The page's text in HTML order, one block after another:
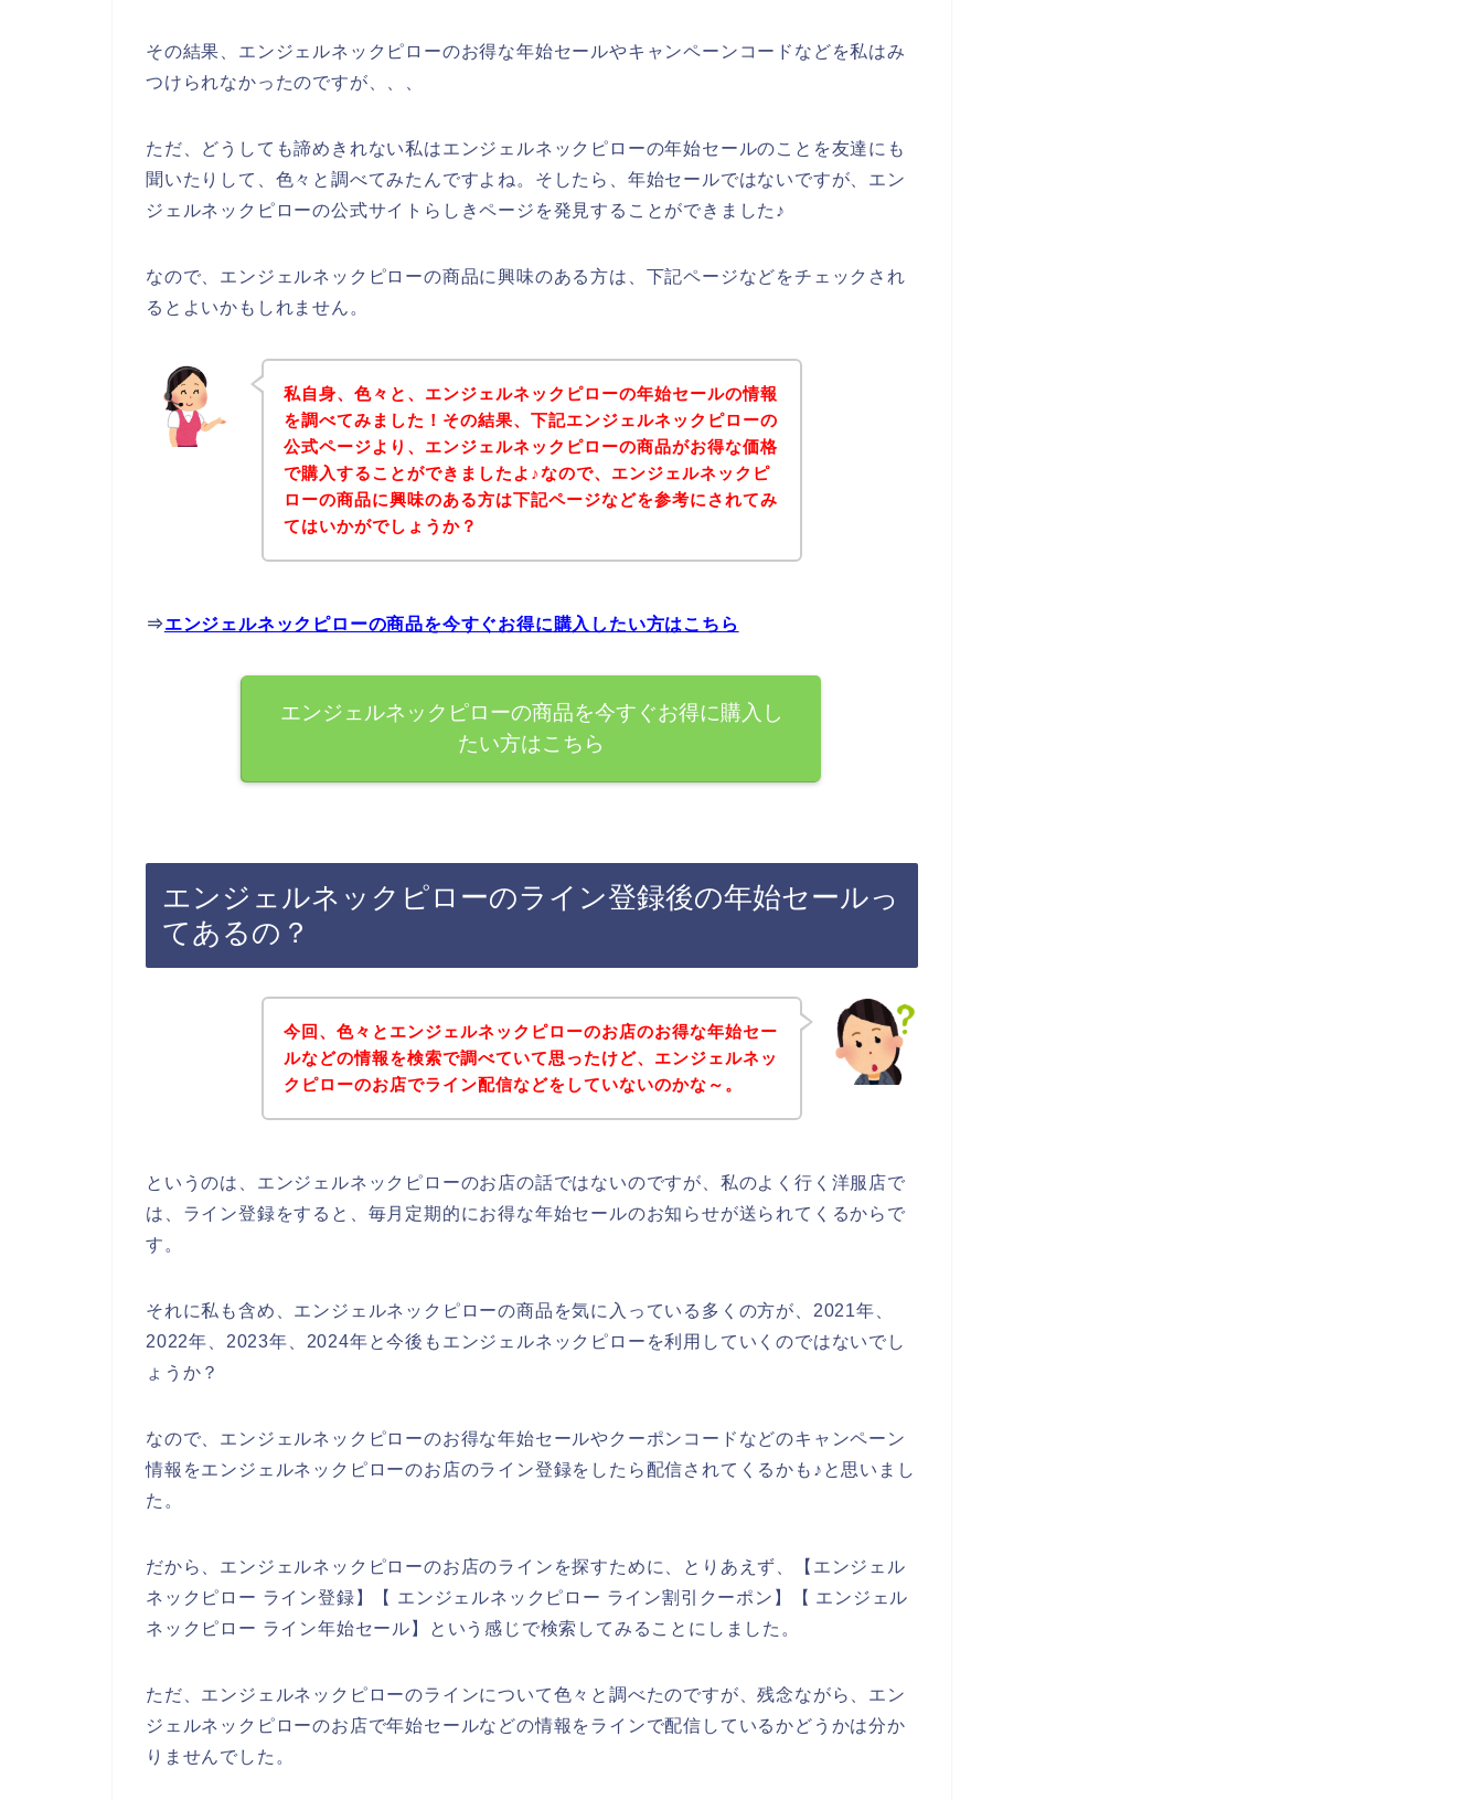
その結果、エンジェルネックピローのお得な年始セールやキャンペーンコードなどを私はみ
つけられなかったのですが、、、
ただ、どうしても諦めきれない私はエンジェルネックピローの年始セールのことを友達にも
聞いたりして、色々と調べてみたんですよね。そしたら、年始セールではないですが、エン
ジェルネックピローの公式サイトらしきページを発見することができました♪
なので、エンジェルネックピローの商品に興味のある方は、下記ページなどをチェックされ
るとよいかもしれません。
私自身、色々と、エンジェルネックピローの年始セールの情報
を調べてみました！その結果、下記エンジェルネックピローの
公式ページより、エンジェルネックピローの商品がお得な価格
で購入することができましたよ♪なので、エンジェルネックピ
ローの商品に興味のある方は下記ページなどを参考にされてみ
てはいかがでしょうか？
⇒エンジェルネックピローの商品を今すぐお得に購入したい方はこちら
エンジェルネックピローの商品を今すぐお得に購入し
たい方はこちら
エンジェルネックピローのライン登録後の年始セールっ
てあるの？
今回、色々とエンジェルネックピローのお店のお得な年始セー
ルなどの情報を検索で調べていて思ったけど、エンジェルネッ
クピローのお店でライン配信などをしていないのかな～。
というのは、エンジェルネックピローのお店の話ではないのですが、私のよく行く洋服店で
は、ライン登録をすると、毎月定期的にお得な年始セールのお知らせが送られてくるからで
す。
それに私も含め、エンジェルネックピローの商品を気に入っている多くの方が、2021年、
2022年、2023年、2024年と今後もエンジェルネックピローを利用していくのではないでし
ょうか？
なので、エンジェルネックピローのお得な年始セールやクーポンコードなどのキャンペーン
情報をエンジェルネックピローのお店のライン登録をしたら配信されてくるかも♪と思いまし
た。
だから、エンジェルネックピローのお店のラインを探すために、とりあえず、【エンジェル
ネックピロー ライン登録】【 エンジェルネックピロー ライン割引クーポン】【 エンジェル
ネックピロー ライン年始セール】という感じで検索してみることにしました。
ただ、エンジェルネックピローのラインについて色々と調べたのですが、残念ながら、エン
ジェルネックピローのお店で年始セールなどの情報をラインで配信しているかどうかは分か
りませんでした。